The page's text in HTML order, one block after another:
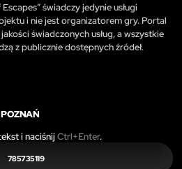
świadczy jedynie usługi
i nie jest organizatorem gry. Portal
świadczonych usług, a wszystkie
z publicznie dostępnych źródeł.
POZNAŃ
i naciśnijCtrl+Enter.
785735119